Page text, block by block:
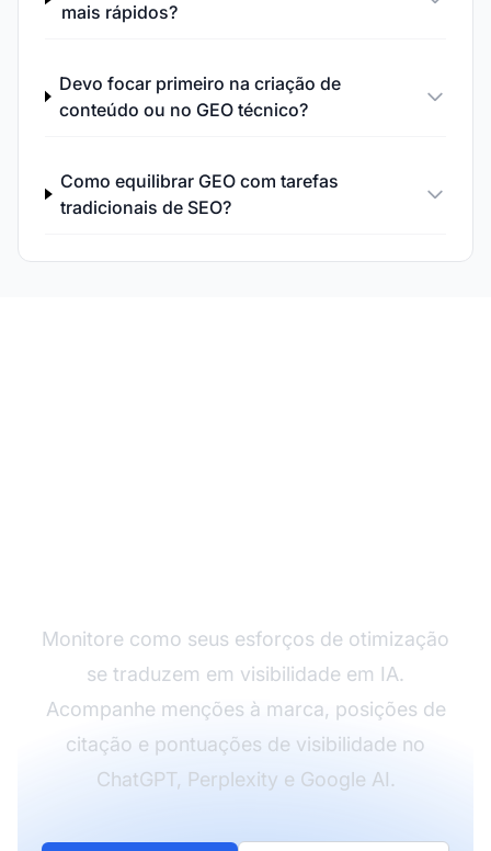
mais rápidos?
Devo focar primeiro na criação de
conteúdo ou no GEO técnico?
Como equilibrar GEO com tarefas
tradicionais de SEO?
Monitore como seus esforços de otimização
se traduzem em visibilidade em IA.
Acompanhe menções à marca, posições de
citação e pontuações de visibilidade no
ChatGPT, Perplexity e Google AI.